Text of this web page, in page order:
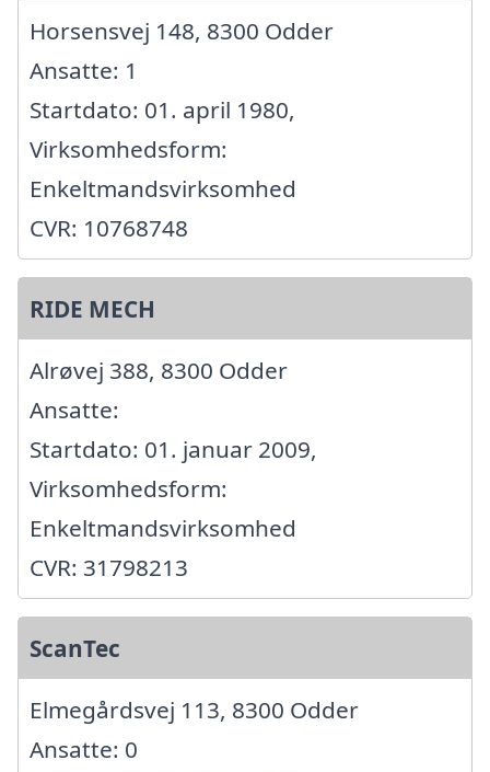
Horsensvej 148, 8300 Odder
Ansatte: 1
Startdato: 01. april 1980,
Virksomhedsform:
Enkeltmandsvirksomhed
CVR: 10768748
RIDE MECH
Alrøvej 388, 8300 Odder
Ansatte:
Startdato: 01. januar 2009,
Virksomhedsform:
Enkeltmandsvirksomhed
CVR: 31798213
ScanTec
Elmegårdsvej 113, 8300 Odder
Ansatte: 0